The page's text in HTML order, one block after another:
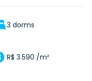
3 dorms
R$ 3.590 /m²